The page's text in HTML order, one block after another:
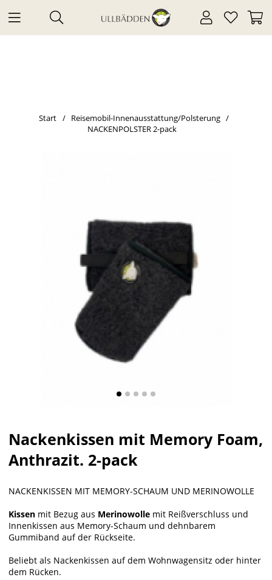
Start
Reisemobil-Innenausstattung/Polsterung
NACKENPOLSTER 2-pack
Nackenkissen mit Memory Foam,
Anthrazit. 2-pack
NACKENKISSEN MIT MEMORY-SCHAUM UND MERINOWOLLE
Kissen mit Bezug aus Merinowolle mit Reißverschluss und
Innenkissen aus Memory-Schaum und dehnbarem
Gummiband auf der Rückseite.
Beliebt als Nackenkissen auf dem Wohnwagensitz oder hinter
dem Rücken.